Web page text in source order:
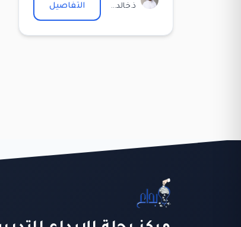
ذ.خالد...
التفاصيل